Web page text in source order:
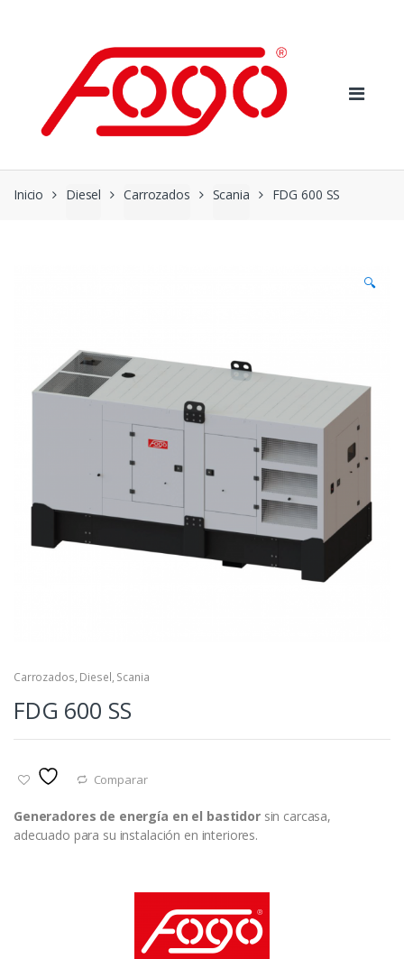
Inicio Diesel Carrozados Scania FDG 600 SS
🔍
Carrozados, Diesel, Scania
FDG 600 SS
Comparar
Generadores de energía en el bastidorsin carcasa,
adecuado para su instalación en interiores.